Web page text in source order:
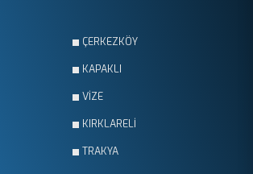
ÇERKEZKÖY
KAPAKLI
VİZE
KIRKLARELİ
TRAKYA